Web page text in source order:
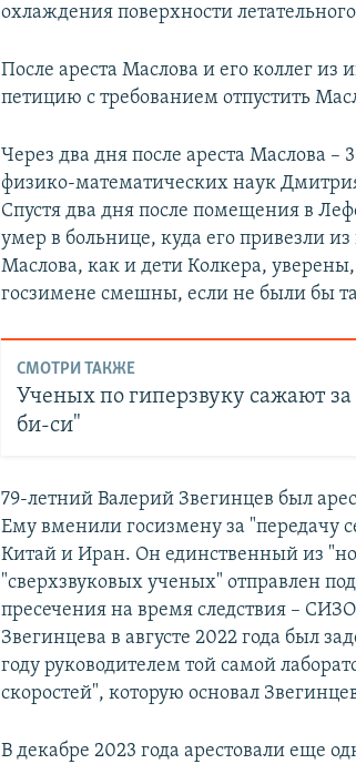
охлаждения поверхности
После ареста Маслова и его коллег
петицию с требованием отпустить
Через два дня после ареста Маслова –
физико-математических наук
Спустя два дня после помещения в
умер в больнице, куда его привезли
Маслова, как и дети Колкера,
госзимене смешны, если не были бы
СМОТРИ ТАКЖЕ
Ученых по гиперзвуку сажают
би-си"
79-летний Валерий Звегинцев был
Ему вменили госизмену за "передачу
Китай и Иран. Он единственный из
"сверхзвуковых ученых" отправлен
пресечения на время следствия –
Звегинцева в августе 2022 года был
году руководителем той самой
скоростей", которую основал
В декабре 2023 года арестовали еще